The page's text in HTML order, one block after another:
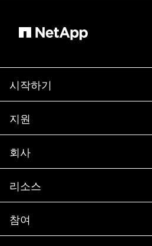
시작하기
구입 방법
세일즈 팀 연락처
파트너 찾기
경영진 브리핑
제품 소개
지원
지원
교육
설명서
커뮤니티
회사
회사
파트너
채용
리소스
뉴스룸
이벤트
참여